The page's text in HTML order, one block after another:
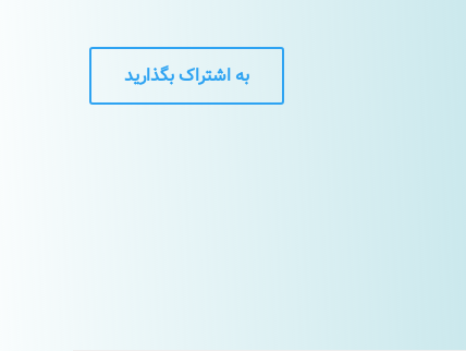
به اشتراک بگذارید